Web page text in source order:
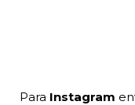
Para Instagram